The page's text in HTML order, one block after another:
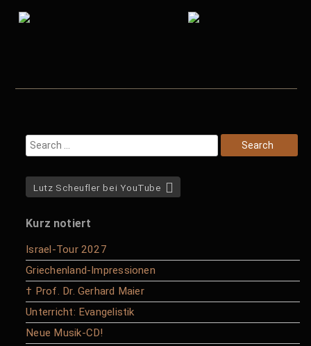
Lutz Scheufler bei YouTube
Kurz notiert
Israel-Tour 2027
Griechenland-Impressionen
† Prof. Dr. Gerhard Maier
Unterricht: Evangelistik
Neue Musik-CD!